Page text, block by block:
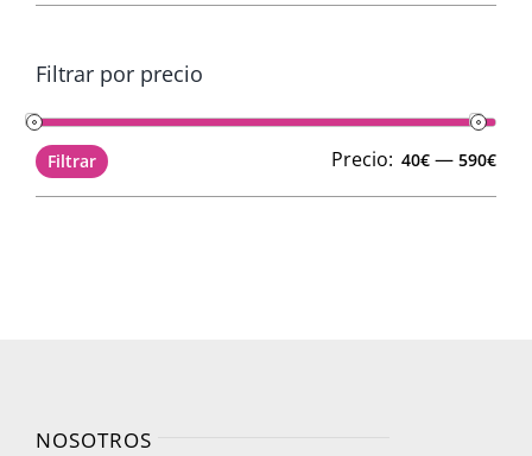
Filtrar por precio
Filtrar Precio: 40€ — 590€
NOSOTROS